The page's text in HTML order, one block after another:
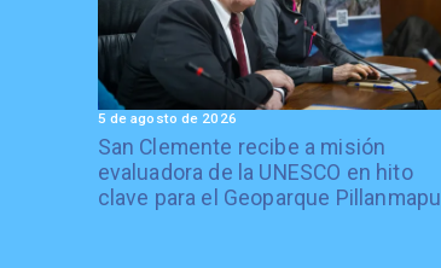
San Clemente recibe a misión
evaluadora de la UNESCO en hito
clave para el Geoparque Pillanmapu
5 de agosto de 2026